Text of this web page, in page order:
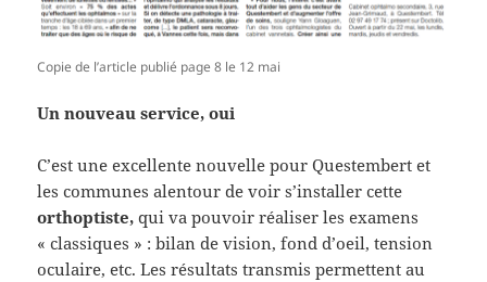
Copie de l’article publié page 8 le 12 mai
Un nouveau service, oui
C’est une excellente nouvelle pour Questembert et
les communes alentour de voir s’installer cette
orthoptiste, qui va pouvoir réaliser les examens
« classiques » : bilan de vision, fond d’oeil, tension
oculaire, etc. Les résultats transmis permettent au